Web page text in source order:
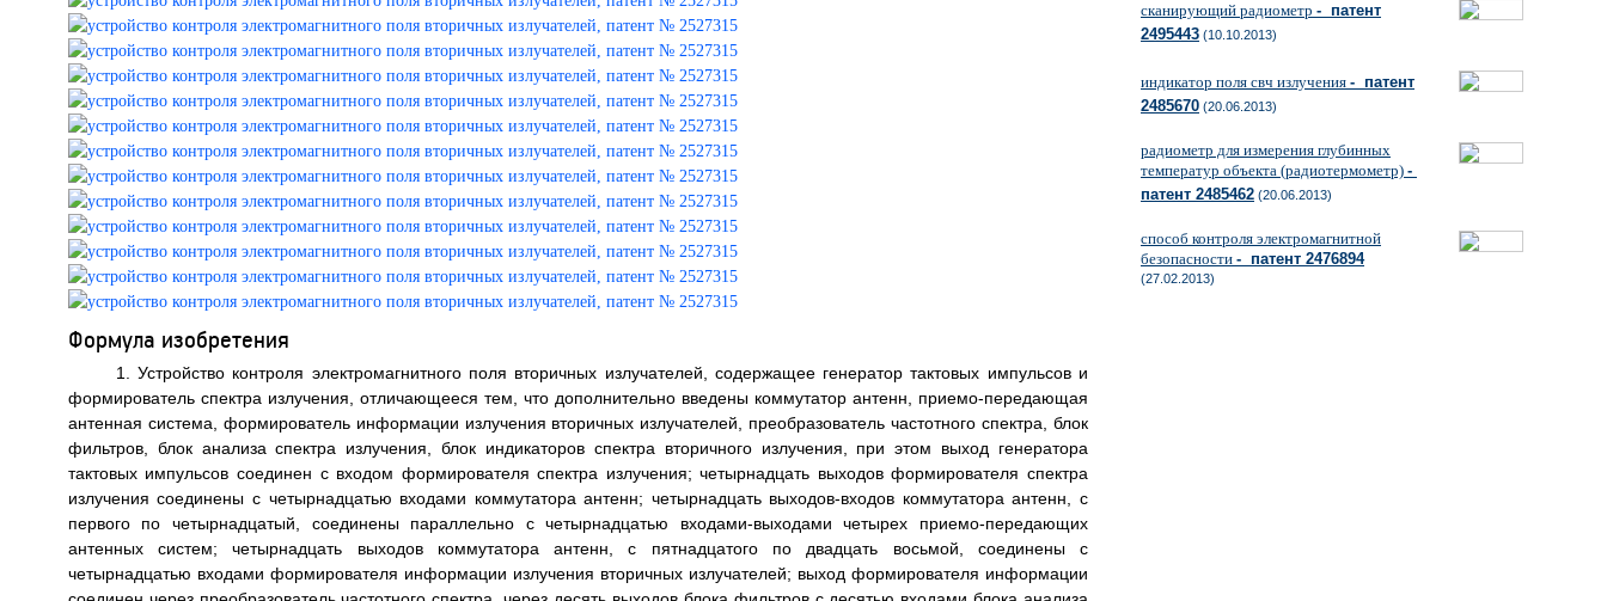
Формула изобретения
1. Устройство контроля электромагнитного поля вторичных излучателей, содержащее генератор тактовых импульсов и
формирователь спектра излучения, отличающееся тем, что дополнительно введены коммутатор антенн, приемо-передающая
антенная система, формирователь информации излучения вторичных излучателей, преобразователь частотного спектра, блок
фильтров, блок анализа спектра излучения, блок индикаторов спектра вторичного излучения, при этом выход генератора
тактовых импульсов соединен с входом формирователя спектра излучения; четырнадцать выходов формирователя спектра
излучения соединены с четырнадцатью входами коммутатора антенн; четырнадцать выходов-входов коммутатора антенн, с
первого по четырнадцатый, соединены параллельно с четырнадцатью входами-выходами четырех приемо-передающих
антенных систем; четырнадцать выходов коммутатора антенн, с пятнадцатого по двадцать восьмой, соединены с
четырнадцатью входами формирователя информации излучения вторичных излучателей; выход формирователя информации
сканирующий радиометр - патент
2495443 (10.10.2013)
индикатор поля свч излучения - патент
2485670 (20.06.2013)
радиометр для измерения глубинных
температур объекта (радиотермометр) -
патент 2485462 (20.06.2013)
способ контроля электромагнитной
безопасности - патент 2476894
(27.02.2013)